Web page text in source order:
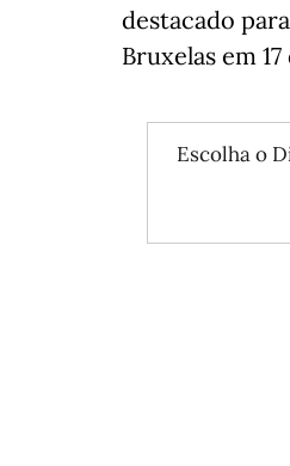
destacado
Bruxelas em
Escolha o